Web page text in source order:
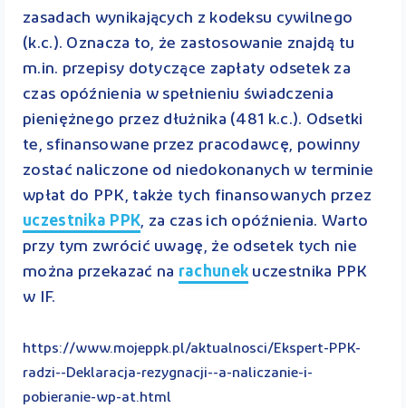
zasadach wynikających z kodeksu cywilnego
(k.c.). Oznacza to, że zastosowanie znajdą tu
m.in. przepisy dotyczące zapłaty odsetek za
czas opóźnienia w spełnieniu świadczenia
pieniężnego przez dłużnika (481 k.c.). Odsetki
te, sfinansowane przez pracodawcę, powinny
zostać naliczone od niedokonanych w terminie
wpłat do PPK, także tych finansowanych przez
uczestnika PPK, za czas ich opóźnienia. Warto
przy tym zwrócić uwagę, że odsetek tych nie
można przekazać na rachunek uczestnika PPK
w IF.
https://www.mojeppk.pl/aktualnosci/Ekspert-PPK-
radzi--Deklaracja-rezygnacji--a-naliczanie-i-
pobieranie-wp-at.html